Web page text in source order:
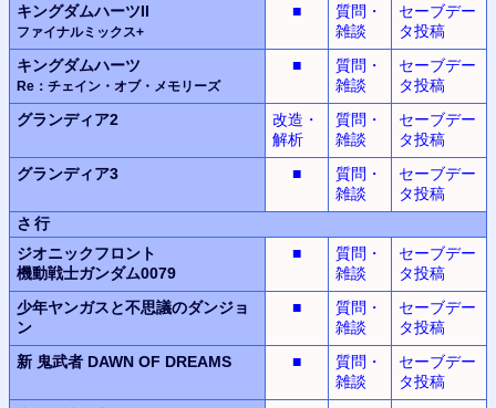
キングダムハーツII
ファイナルミックス+
■
質問・
雑談
セーブデー
タ投稿
キングダムハーツ
Re：チェイン・オブ・メモリーズ
■
質問・
雑談
セーブデー
タ投稿
グランディア2
改造・
解析
質問・
雑談
セーブデー
タ投稿
グランディア3
■
質問・
雑談
セーブデー
タ投稿
さ行
ジオニックフロント
機動戦士ガンダム0079
■
質問・
雑談
セーブデー
タ投稿
少年ヤンガスと不思議のダンジョ
ン
■
質問・
雑談
セーブデー
タ投稿
新 鬼武者 DAWN OF DREAMS ■
質問・
雑談
セーブデー
タ投稿